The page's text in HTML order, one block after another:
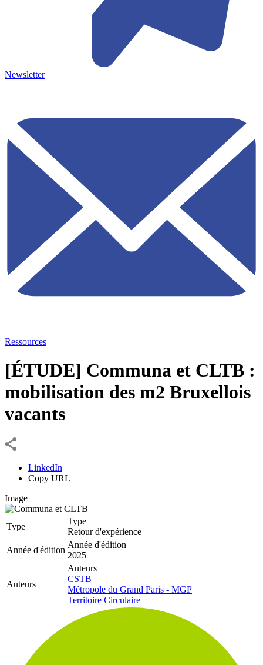
Newsletter
Ressources
[ÉTUDE] Communa et CLTB :
mobilisation des m2 Bruxellois
vacants
LinkedIn
Copy URL
Image
Type
Type
Retour d'expérience
Année d'édition
Année d'édition
2025
Auteurs
Auteurs
CSTB
Métropole du Grand Paris - MGP
Territoire Circulaire